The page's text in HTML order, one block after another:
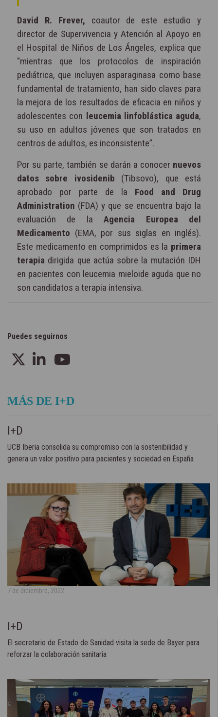
David R. Frever, coautor de este estudio y
director de Supervivencia y Atención al Apoyo en
el Hospital de Niños de Los Ángeles, explica que
"mientras que los protocolos de inspiración
pediátrica, que incluyen asparaginasa como base
fundamental de tratamiento, han sido claves para
la mejora de los resultados de eficacia en niños y
adolescentes con leucemia linfoblástica aguda,
su uso en adultos jóvenes que son tratados en
centros de adultos, es inconsistente”.
Por su parte, también se darán a conocer nuevos
datos sobre ivosidenib (Tibsovo), que está
aprobado por parte de la Food and Drug
Administration (FDA) y que se encuentra bajo la
evaluación de laAgencia Europea del
Medicamento (EMA, por sus siglas en inglés).
Este medicamento en comprimidos es la primera
terapia dirigida que actúa sobre la mutación IDH
en pacientes con leucemia mieloide aguda que no
son candidatos a terapia intensiva.
Puedes seguirnos
MÁS DE I+D
I+D
UCB Iberia consolida su compromiso con la sostenibilidad y
genera un valor positivo para pacientes y sociedad en España
7 de diciembre, 2022
I+D
El secretario de Estado de Sanidad visita la sede de Bayer para
reforzar la colaboración sanitaria